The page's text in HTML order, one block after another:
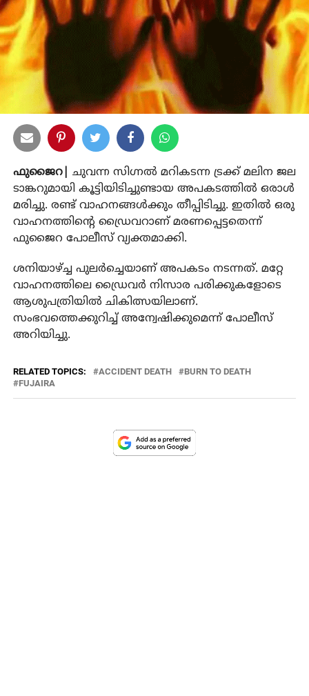
ഫുജൈറ|
ചുവന്ന സിഗ്നല്‍ മറികടന്ന ട്രക്ക് മലിന ജല
ടാങ്കറുമായി കൂട്ടിയിടിച്ചുണ്ടായ അപകടത്തില്‍ ഒരാള്‍
മരിച്ചു. രണ്ട് വാഹനങ്ങള്‍ക്കും തീപ്പിടിച്ചു. ഇതില്‍ ഒരു
വാഹനത്തിന്റെ ഡ്രൈവറാണ് മരണപ്പെട്ടതെന്ന്
ഫുജൈറ പോലീസ് വ്യക്തമാക്കി.
ശനിയാഴ്ച്ച പുലര്‍ച്ചെയാണ് അപകടം നടന്നത്. മറ്റേ
വാഹനത്തിലെ ഡ്രൈവര്‍ നിസാര പരിക്കുകളോടെ
ആശുപത്രിയില്‍ ചികിത്സയിലാണ്.
സംഭവത്തെക്കുറിച്ച് അന്വേഷിക്കുമെന്ന് പോലീസ്
അറിയിച്ചു.
RELATED TOPICS: ACCIDENT DEATH
BURN TO DEATH
FUJAIRA